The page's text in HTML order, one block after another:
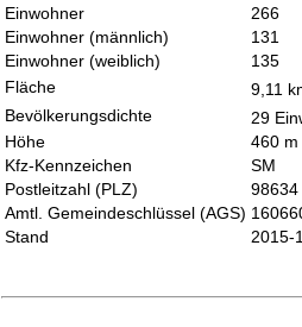
Einwohner
266
Einwohner (männlich)
131
Einwohner (weiblich)
135
Fläche
9,11
Bevölkerungsdichte
29
Höhe
460 m
Kfz-Kennzeichen
SM
Postleitzahl (PLZ)
98634
Amtl. Gemeindeschlüssel (AGS)
Stand
2015-